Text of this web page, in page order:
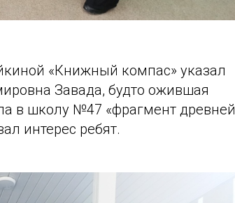
«Книжный компас» указал
Завада, будто ожившая
в школу №47 «фрагмент древней
интерес ребят.